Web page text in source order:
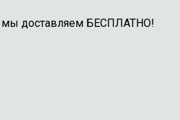
мы доставляем БЕСПЛАТНО!